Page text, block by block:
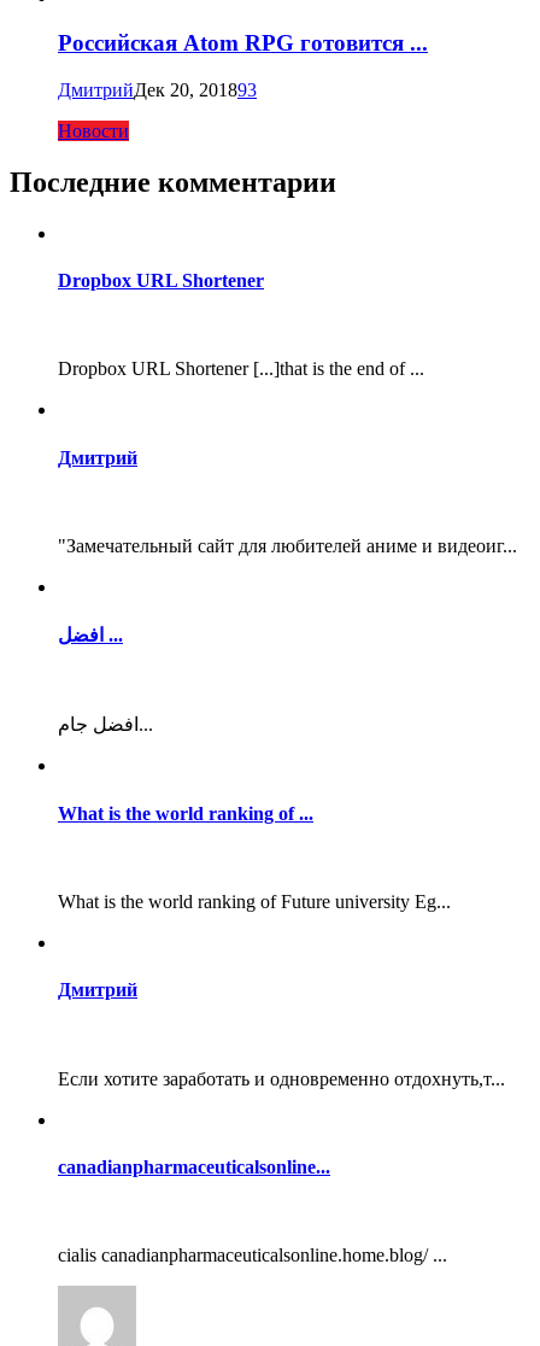
Российская Atom RPG готовится ...
ДмитрийДек 20, 201893
Новости
Последние комментарии
Dropbox URL Shortener
Dropbox URL Shortener [...]that is the end of ...
Дмитрий
"Замечательный сайт для любителей аниме и видеоиг...
افضل ...
افضل جام...
What is the world ranking of ...
What is the world ranking of Future university Eg...
Дмитрий
Если хотите заработать и одновременно отдохнуть,т...
canadianpharmaceuticalsonline...
cialis canadianpharmaceuticalsonline.home.blog/ ...